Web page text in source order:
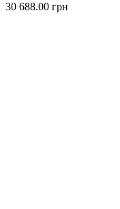
30 688.00 грн